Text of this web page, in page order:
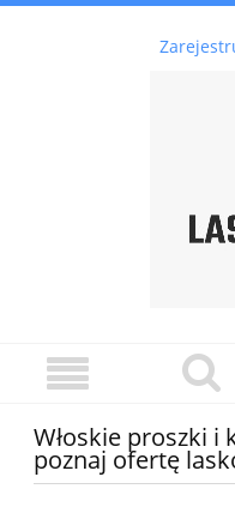
Włoskie proszki i
poznaj ofertę